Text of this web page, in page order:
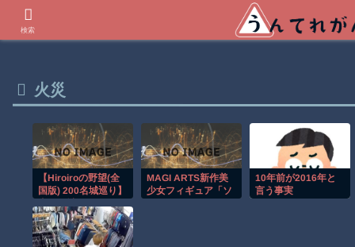
火災
【Hiroiroの野望(全
国版) 200名城巡り】
こりごり編
MAGI ARTS新作美
少女フィギュア「ソ
10年前が2016年と
言う事実
検索